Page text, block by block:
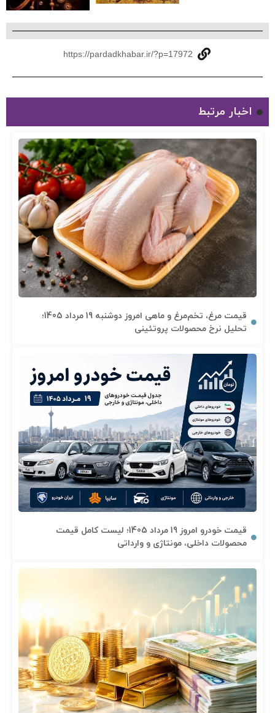
https://pardadkhabar.ir/?p=17972
اخبار مرتبط
قیمت مرغ، تخم‌مرغ و ماهی امروز دوشنبه 19 مرداد 1405؛
تحلیل نرخ محصولات پروتئینی
قیمت خودرو امروز 19 مرداد 1405؛ لیست کامل قیمت
محصولات داخلی، مونتاژی و وارداتی